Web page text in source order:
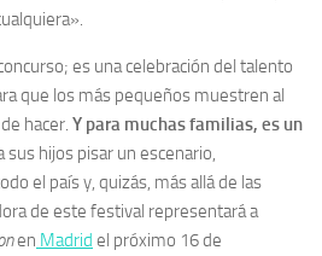
es una celebración del talento
que los más pequeños muestren al
hacer. Y para muchas familias, es un
sus hijos pisar un escenario,
el país y, quizás, más allá de las
de este festival representará a
en Madrid el próximo 16 de